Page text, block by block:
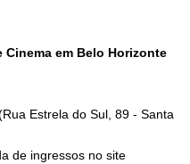
Cinema em Belo Horizonte
Estrela do Sul, 89 - Santa
de ingressos no site